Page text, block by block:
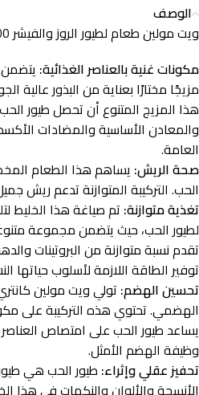
الوصف
ويت مولين طعام لطيور الروز والفيشر 600 جرام
مكونات غنية بالعناصر الغذائية:
مزيجًا مختارًا بعناية من البذور
هذا المزيج المتنوع أن تحصل طيور
والمعادن الأساسية والمضادات
العامة.
صحة الريش: يساهم هذا الطعام
الحب. التركيبة المتوازنة تدعم ريش
تغذية متوازنة: تم صياغة هذا الخليط
لطيور الحب، حيث يتضمن مجموعة
تقدم نسبة متوازنة من البروتينات
توفير الطاقة اللازمة لأسلوب حياتها
تحسين الهضم: تولي ويت مولين
الهضمي. تحتوي هذه التركيبة على
يساعد طيور الحب على امتصاص
وظيفة الهضم الأمثل.
تحفيز عقلي وإثراء: طيور الحب هي
الأنسجة والألوان والنكهات في هذا